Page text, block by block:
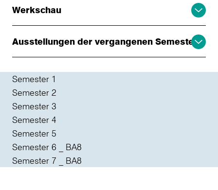
Werkschau
Ausstellungen der vergangenen Semester
Semester 1
Semester 2
Semester 3
Semester 4
Semester 5
Semester 6 _ BA8
Semester 7 _ BA8